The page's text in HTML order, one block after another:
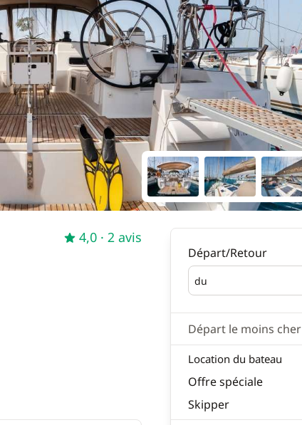
4,0 · 2 avis
Départ/Retour
du
Départ
Départ le moins cher
Location du bateau
Offre spéciale
Skipper